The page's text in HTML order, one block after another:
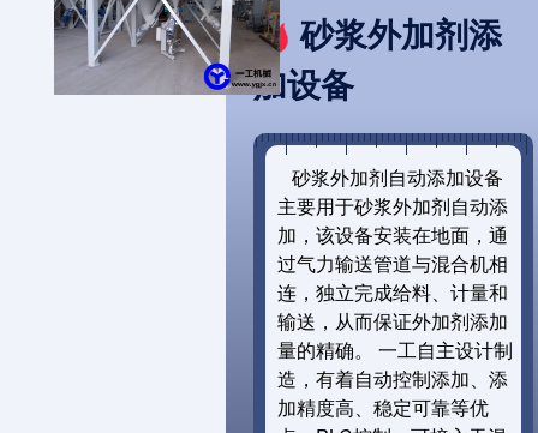
砂浆外加剂添
加设备
砂浆外加剂自动添加设备
主要用于砂浆外加剂自动添
加，该设备安装在地面，通
过气力输送管道与混合机相
连，独立完成给料、计量和
输送，从而保证外加剂添加
量的精确。
一工自主设计制
造，有着自动控制添加、添
加精度高、稳定可靠等优